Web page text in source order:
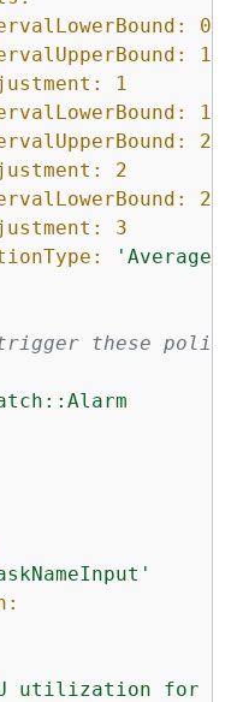
0
15
1
15
25
2
25
3
'Average'
these
utilization for